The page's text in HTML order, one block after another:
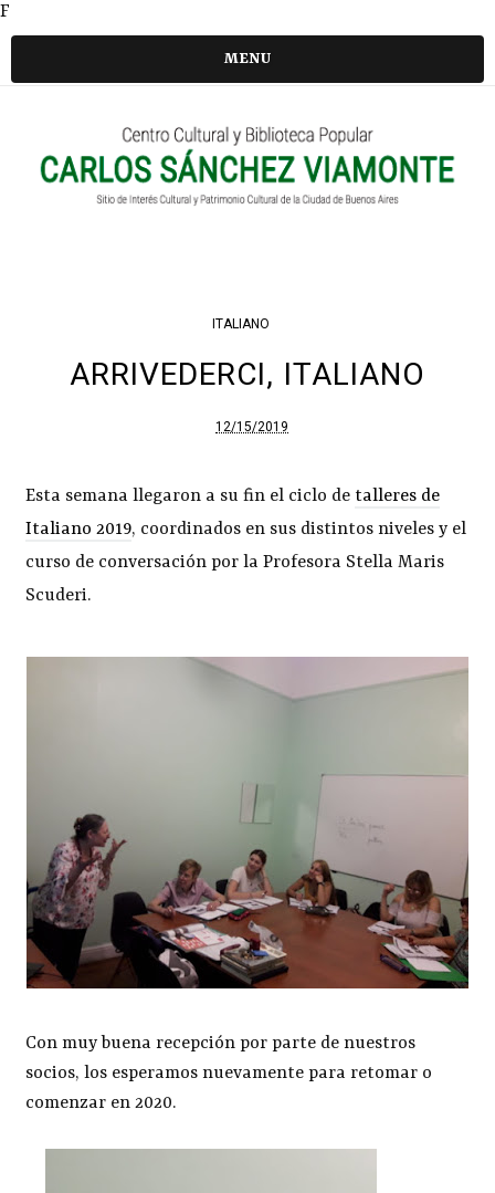
F
MENU
ITALIANO
ARRIVEDERCI, ITALIANO
12/15/2019
Esta semana llegaron a su fin el ciclo de talleres de
Italiano 2019, coordinados en sus distintos niveles y el
curso de conversación por la Profesora Stella Maris
Scuderi.
Con muy buena recepción por parte de nuestros
socios, los esperamos nuevamente para retomar o
comenzar en 2020.